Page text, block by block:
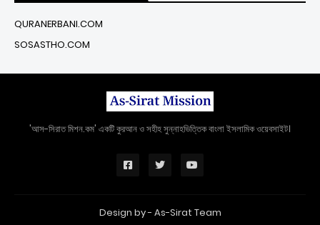
QURANERBANI.COM
SOSASTHO.COM
'আস-সিরাত মিশন.কম' একটি কুরআন ও সহীহ সুন্নাহভিত্তিক বাংলা ইসলামিক ওয়েবসাইট।
Design by - As-Sirat Team